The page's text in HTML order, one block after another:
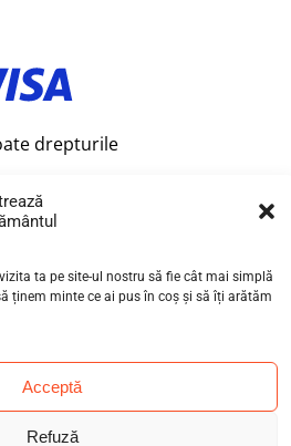
ta pe site-ul nostru să fie cât mai simplă
ținem minte ce ai pus în coș și să îți arătăm
Acceptă
Refuză
drepturile